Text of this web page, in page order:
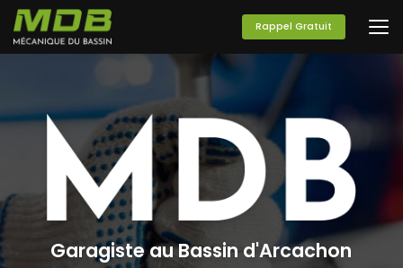
Aller
au
contenu
principal
Rappel Gratuit
Garagiste au Bassin d'Arcachon